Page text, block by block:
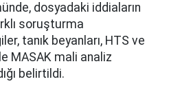
dosyadaki iddiaların
soruşturma
tanık beyanları, HTS ve
MASAK mali analiz
belirtildi.